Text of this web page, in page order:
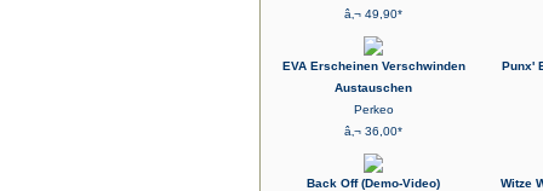
â‚¬ 49,90*
EVA Erscheinen Verschwinden
Austauschen
Perkeo
â‚¬ 36,00*
Punx'
Back Off (Demo-Video)
Witze